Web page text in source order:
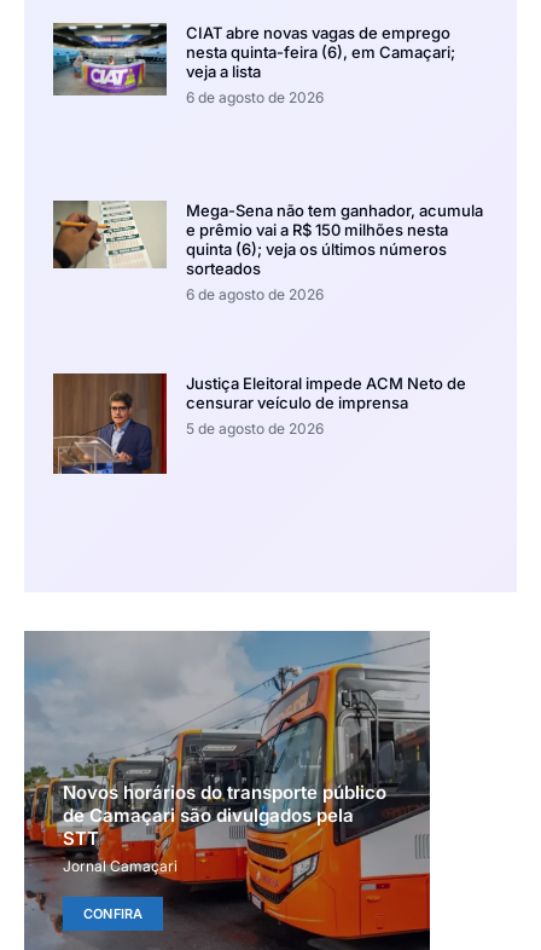
CIAT abre novas vagas de emprego
nesta quinta-feira (6), em Camaçari;
veja a lista
6 de agosto de 2026
Mega-Sena não tem ganhador, acumula
e prêmio vai a R$ 150 milhões nesta
quinta (6); veja os últimos números
sorteados
6 de agosto de 2026
Justiça Eleitoral impede ACM Neto de
censurar veículo de imprensa
5 de agosto de 2026
Novos horários do transporte público
de Camaçari são divulgados pela
STT
Jornal Camaçari
CONFIRA